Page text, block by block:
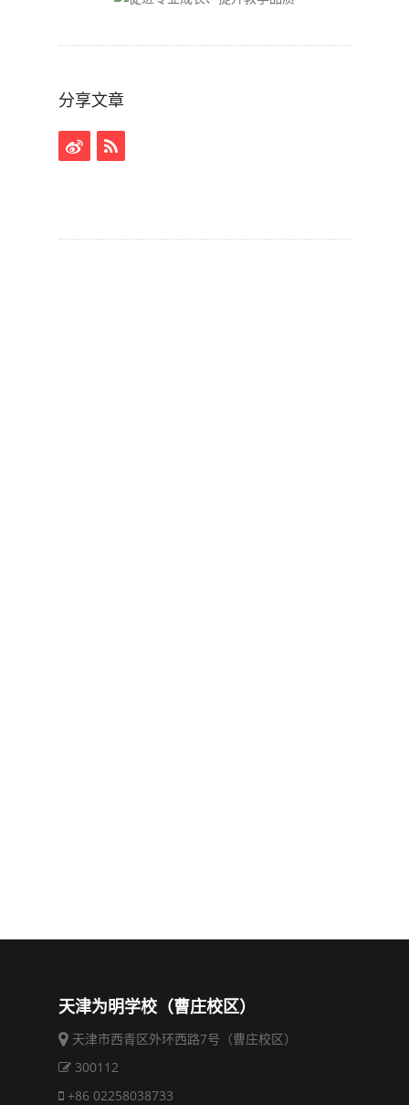
分享文章
天津为明学校（曹庄校区）
天津市西青区外环西路7号（曹庄校区）
300112
+86 02258038733